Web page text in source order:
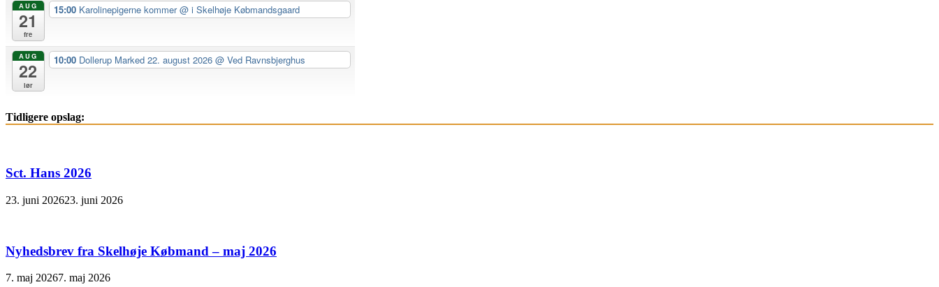
AUG
21
fre
15:00 Karolinepigerne kommer@ i Skelhøje Købmandsgaard
AUG
22
lør
10:00 Dollerup Marked 22. august 2026 @ Ved Ravnsbjerghus
Tidligere opslag:
Sct. Hans 2026
23. juni 202623. juni 2026
Nyhedsbrev fra Skelhøje Købmand – maj 2026
7. maj 20267. maj 2026